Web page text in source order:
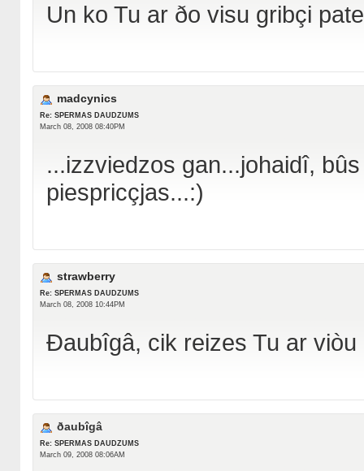
Un ko Tu ar ðo visu gribçi
madcynics
Re: SPERMAS DAUDZUMS
March 08, 2008 08:40PM
...izzviedzos gan...johaidî,
piespricçjas...:)
strawberry
Re: SPERMAS DAUDZUMS
March 08, 2008 10:44PM
Ðaubîgâ, cik reizes Tu ar viòu
ðaubîgâ
Re: SPERMAS DAUDZUMS
March 09, 2008 08:06AM